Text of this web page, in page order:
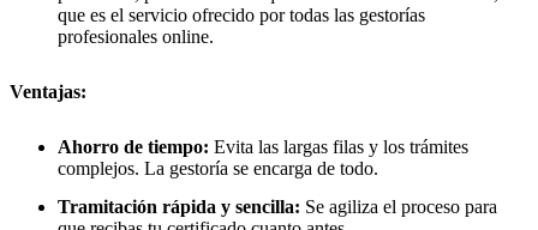
que es el servicio ofrecido por todas las gestorías
profesionales online.
Ventajas:
Ahorro de tiempo: Evita las largas filas y los trámites
complejos. La gestoría se encarga de todo.
Tramitación rápida y sencilla: Se agiliza el proceso para